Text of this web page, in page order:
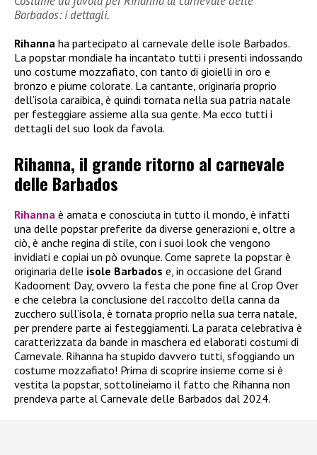
Barbados: i dettagli.
Rihanna ha partecipato al carnevale delle isole Barbados.
La popstar mondiale ha incantato tutti i presenti indossando
uno costume mozzafiato, con tanto di gioielli in oro e
bronzo e piume colorate. La cantante, originaria proprio
dell’isola caraibica, è quindi tornata nella sua patria natale
per festeggiare assieme alla sua gente. Ma ecco tutti i
dettagli del suo look da favola.
Rihanna, il grande ritorno al carnevale
delle Barbados
Rihanna è amata e conosciuta in tutto il mondo, è infatti
una delle popstar preferite da diverse generazioni e, oltre a
ciò, è anche regina di stile, con i suoi look che vengono
invidiati e copiai un pò ovunque. Come saprete la popstar è
originaria delle isole Barbados e, in occasione del Grand
Kadooment Day, ovvero la festa che pone fine al Crop Over
e che celebra la conclusione del raccolto della canna da
zucchero sull’isola, è tornata proprio nella sua terra natale,
per prendere parte ai festeggiamenti. La parata celebrativa è
caratterizzata da bande in maschera ed elaborati costumi di
Carnevale. Rihanna ha stupido davvero tutti, sfoggiando un
costume mozzafiato! Prima di scoprire insieme come si è
vestita la popstar, sottolineiamo il fatto che Rihanna non
prendeva parte al Carnevale delle Barbados dal 2024.